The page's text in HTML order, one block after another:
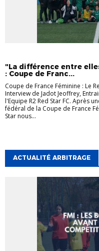
"La différence entre
: Coupe de Franc...
Coupe de France Féminine : Le
Interview de Jadot Jeoffrey,
l'Equipe R2 Red Star FC. Après
fédéral de la Coupe de France
Star nous...
ACTUALITÉ ARBITRAGE